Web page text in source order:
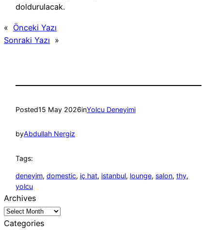
doldurulacak.
« Önceki Yazı
Sonraki Yazı »
Posted15 May 2026inYolcu Deneyimi
byAbdullah Nergiz
Tags:
deneyim, domestic, iç hat, istanbul, lounge, salon, thy
yolcu
Archives
Categories